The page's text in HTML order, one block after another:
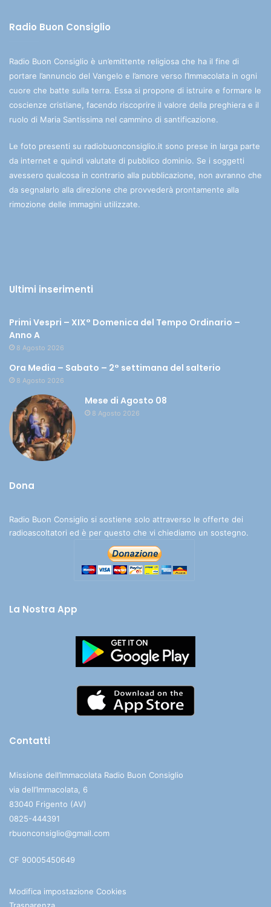
Radio Buon Consiglio
Radio Buon Consiglio è un’emittente religiosa che ha il fine di
portare l’annuncio del Vangelo e l’amore verso l’Immacolata in ogni
cuore che batte sulla terra. Essa si propone di istruire e formare le
coscienze cristiane, facendo riscoprire il valore della preghiera e il
ruolo di Maria Santissima nel cammino di santificazione.
Le foto presenti su radiobuonconsiglio.it sono prese in larga parte
da internet e quindi valutate di pubblico dominio. Se i soggetti
avessero qualcosa in contrario alla pubblicazione, non avranno che
da segnalarlo alla direzione che provvederà prontamente alla
rimozione delle immagini utilizzate.
Ultimi inserimenti
Primi Vespri – XIX° Domenica del Tempo Ordinario –
Anno A
8 Agosto 2026
Ora Media – Sabato – 2° settimana del salterio
8 Agosto 2026
Mese di Agosto 08
8 Agosto 2026
Dona
Radio Buon Consiglio si sostiene solo attraverso le offerte dei
radioascoltatori ed è per questo che vi chiediamo un sostegno.
La Nostra App
Contatti
Missione dell’Immacolata Radio Buon Consiglio
via dell’Immacolata, 6
83040 Frigento (AV)
0825-444391
rbuonconsiglio@gmail.com
CF 90005450649
Modifica impostazione Cookies